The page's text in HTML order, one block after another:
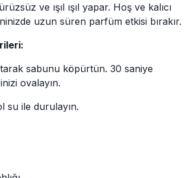
ve ışıl ışıl yapar. Hoş ve kalıcı
uzun süren parfüm etkisi bırakır.
sabunu köpürtün. 30 saniye
ovalayın.
su ile durulayın.